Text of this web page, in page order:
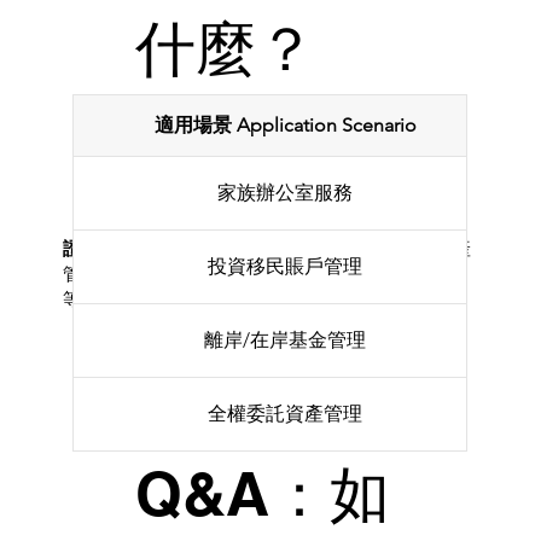
什麼？
證監會第9類受規管活動牌照
授權持牌法團從事資產
管理活動，可為客戶提供證券、期貨、基金、債券
等全權委託的投資組合管理服務
適用場景 Application Scenario
家族辦公室服務
投資移民賬戶管理
離岸/在岸基金管理
全權委託資產管理
Q&A：如